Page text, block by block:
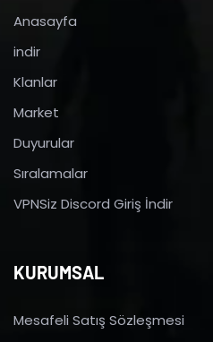
Anasayfa
indir
Klanlar
Market
Duyurular
Sıralamalar
VPNSiz Discord Giriş İndir
KURUMSAL
Mesafeli Satış Sözleşmesi